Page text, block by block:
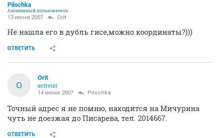
Pilochka
Анонимный пользователь
13 июня 2007 Orit
Не нашла его в дубль гисе,можно координаты?)))
ОТВЕТИТЬ
O
Orit
activist
14 июня 2007 Pilochka
Точный адрес я не помню, находится на Мичурина
чуть не доезжая до Писарева, тел. 2014667.
ОТВЕТИТЬ